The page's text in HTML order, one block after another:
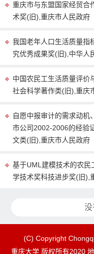
重庆市与东盟国家经贸合
术奖(旧),重庆市人民政府
我国老年人口生活质量指
究优秀成果奖(旧),中华人
中国农民工生活质量评价
社会科学著作类(旧),重庆
自愿中报审计的需求动机
市公司2002-2006的经验
文类(旧),重庆市人民政府
基于UML建模技术的农民
学技术奖科技进步奖(旧),
没
(C) Copyright
重庆大学 版权所有2020